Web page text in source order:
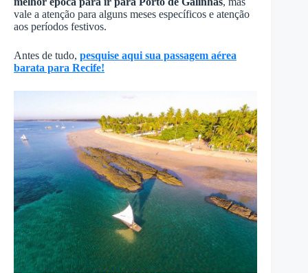
vale a atenção para alguns meses específicos e atenção
aos períodos festivos.
Antes de tudo, pesquise aqui sua passagem aérea
barata para Recife!